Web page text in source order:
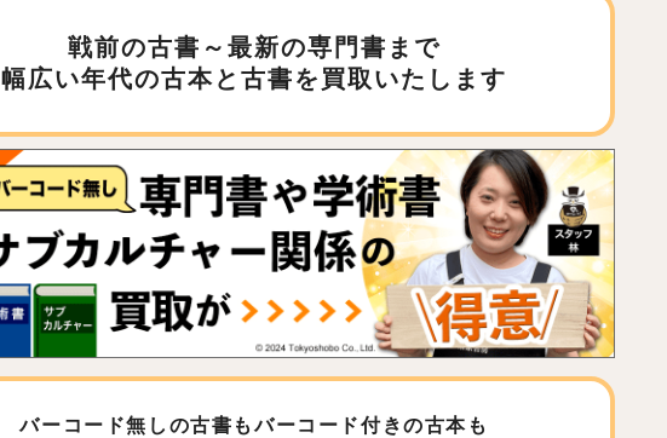
戦前の古書～最新の専門書まで
幅広い年代の古本と古書を買取いたします
バーコード無しの古書もバーコード付きの古本も